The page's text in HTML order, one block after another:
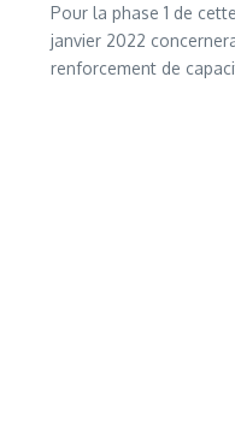
Pour la phase 1 de
janvier 2022
renforcement de